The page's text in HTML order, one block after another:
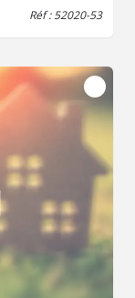
il est
wc; grenier
charges
par
Réf : 52020-53